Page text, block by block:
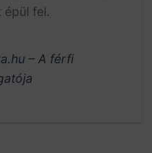
épül fel.
– A férfi